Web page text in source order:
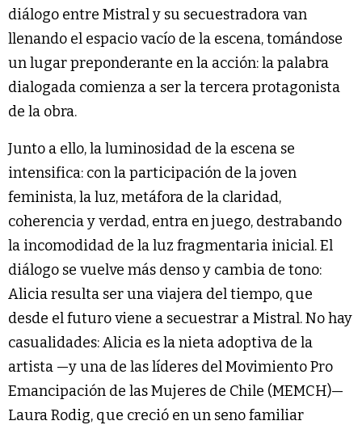
diálogo entre Mistral y su secuestradora van
llenando el espacio vacío de la escena, tomándose
un lugar preponderante en la acción: la palabra
dialogada comienza a ser la tercera protagonista
de la obra.
Junto a ello, la luminosidad de la escena se
intensifica: con la participación de la joven
feminista, la luz, metáfora de la claridad,
coherencia y verdad, entra en juego, destrabando
la incomodidad de la luz fragmentaria inicial. El
diálogo se vuelve más denso y cambia de tono:
Alicia resulta ser una viajera del tiempo, que
desde el futuro viene a secuestrar a Mistral. No hay
casualidades: Alicia es la nieta adoptiva de la
artista —y una de las líderes del Movimiento Pro
Emancipación de las Mujeres de Chile (MEMCH)—
Laura Rodig, que creció en un seno familiar